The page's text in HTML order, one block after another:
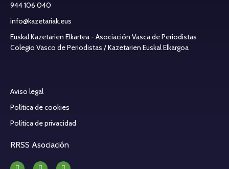
944 106 040
info@kazetariak.eus
Euskal Kazetarien Elkartea - Asociación Vasca de Periodistas
Colegio Vasco de Periodistas / Kazetarien Euskal Elkargoa
Aviso legal
Política de cookies
Política de privacidad
RRSS Asociación